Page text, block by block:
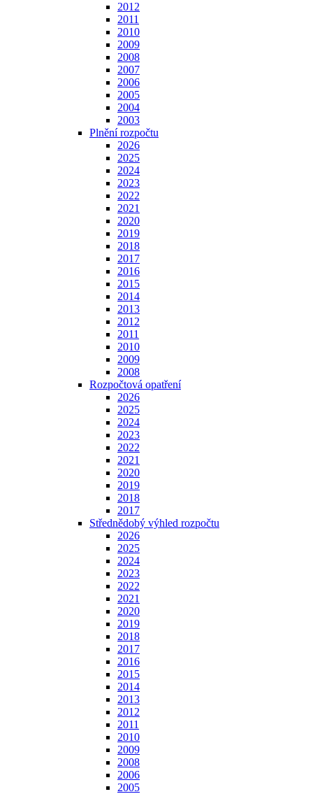
2012
2011
2010
2009
2008
2007
2006
2005
2004
2003
Plnění rozpočtu
2026
2025
2024
2023
2022
2021
2020
2019
2018
2017
2016
2015
2014
2013
2012
2011
2010
2009
2008
Rozpočtová opatření
2026
2025
2024
2023
2022
2021
2020
2019
2018
2017
Střednědobý výhled rozpočtu
2026
2025
2024
2023
2022
2021
2020
2019
2018
2017
2016
2015
2014
2013
2012
2011
2010
2009
2008
2006
2005